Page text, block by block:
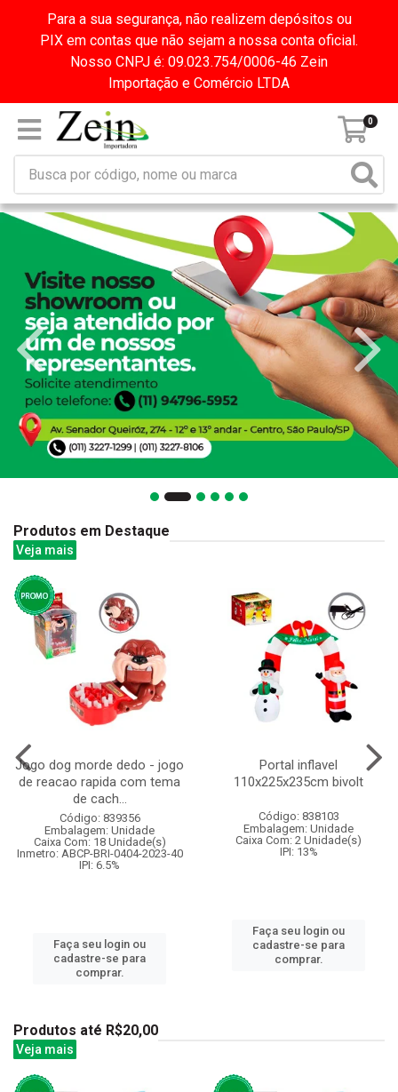
Para a sua segurança, não realizem depósitos ou
PIX em contas que não sejam a nossa conta oficial.
Nosso CNPJ é: 09.023.754/0006-46 Zein
Importação e Comércio LTDA
0
Produtos em Destaque
Veja mais
Jogo dog morde dedo - jogo
de reacao rapida com tema
de cach...
Código: 839356
Embalagem: Unidade
Caixa Com: 18 Unidade(s)
Inmetro: ABCP-BRI-0404-2023-40
IPI: 6.5%
Faça seu login ou
cadastre-se para
comprar.
Portal inflavel
110x225x235cm bivolt
Código: 838103
Embalagem: Unidade
Caixa Com: 2 Unidade(s)
IPI: 13%
Faça seu login ou
cadastre-se para
comprar.
Produtos até R$20,00
Veja mais